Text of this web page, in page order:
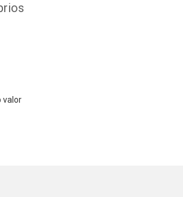
valor